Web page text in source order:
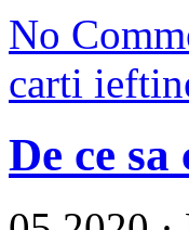
No
carti
De ce